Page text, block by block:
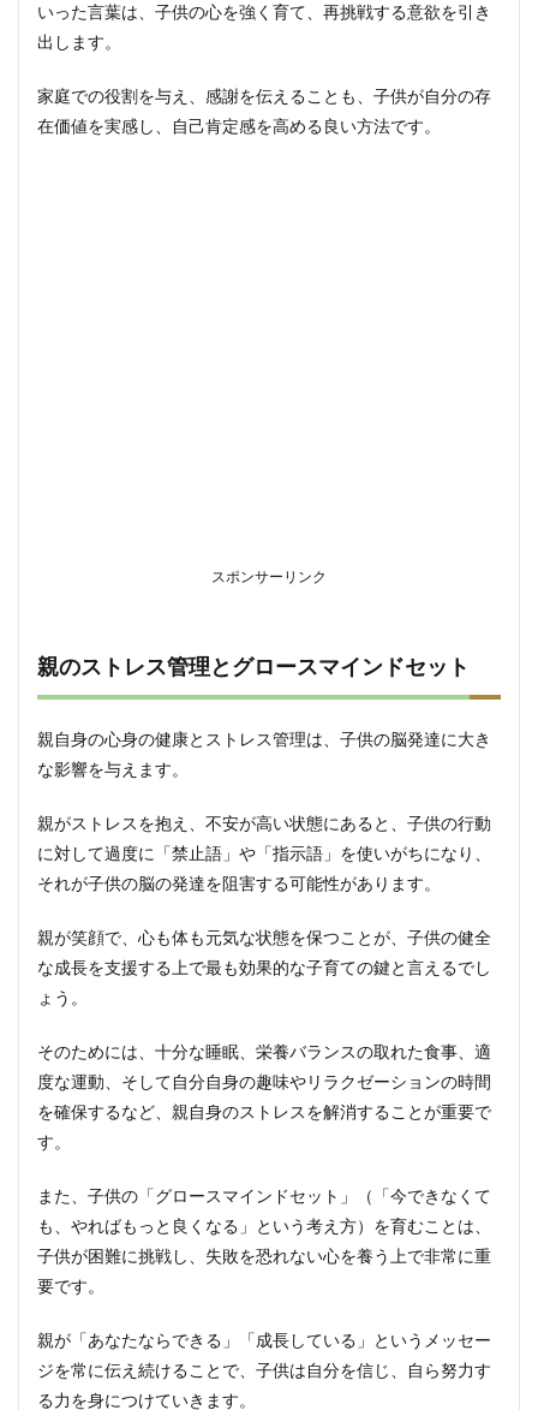
いった言葉は、子供の心を強く育て、再挑戦する意欲を引き
出します。
家庭での役割を与え、感謝を伝えることも、子供が自分の存
在価値を実感し、自己肯定感を高める良い方法です。
スポンサーリンク
親のストレス管理とグロースマインドセット
親自身の心身の健康とストレス管理は、子供の脳発達に大き
な影響を与えます。
親がストレスを抱え、不安が高い状態にあると、子供の行動
に対して過度に「禁止語」や「指示語」を使いがちになり、
それが子供の脳の発達を阻害する可能性があります。
親が笑顔で、心も体も元気な状態を保つことが、子供の健全
な成長を支援する上で最も効果的な子育ての鍵と言えるでし
ょう。
そのためには、十分な睡眠、栄養バランスの取れた食事、適
度な運動、そして自分自身の趣味やリラクゼーションの時間
を確保するなど、親自身のストレスを解消することが重要で
す。
また、子供の「グロースマインドセット」（「今できなくて
も、やればもっと良くなる」という考え方）を育むことは、
子供が困難に挑戦し、失敗を恐れない心を養う上で非常に重
要です。
親が「あなたならできる」「成長している」というメッセー
ジを常に伝え続けることで、子供は自分を信じ、自ら努力す
る力を身につけていきます。